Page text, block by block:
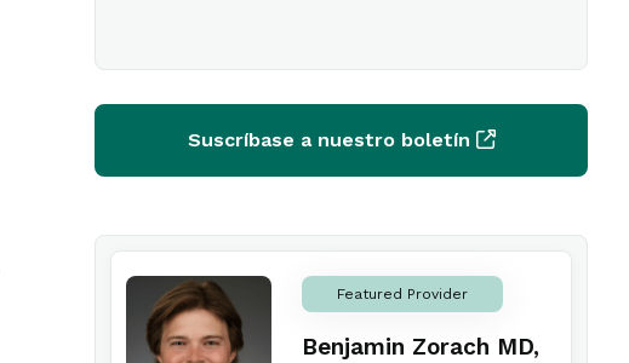
Suscríbase a nuestro boletín
Featured Provider
Benjamin Zorach MD,